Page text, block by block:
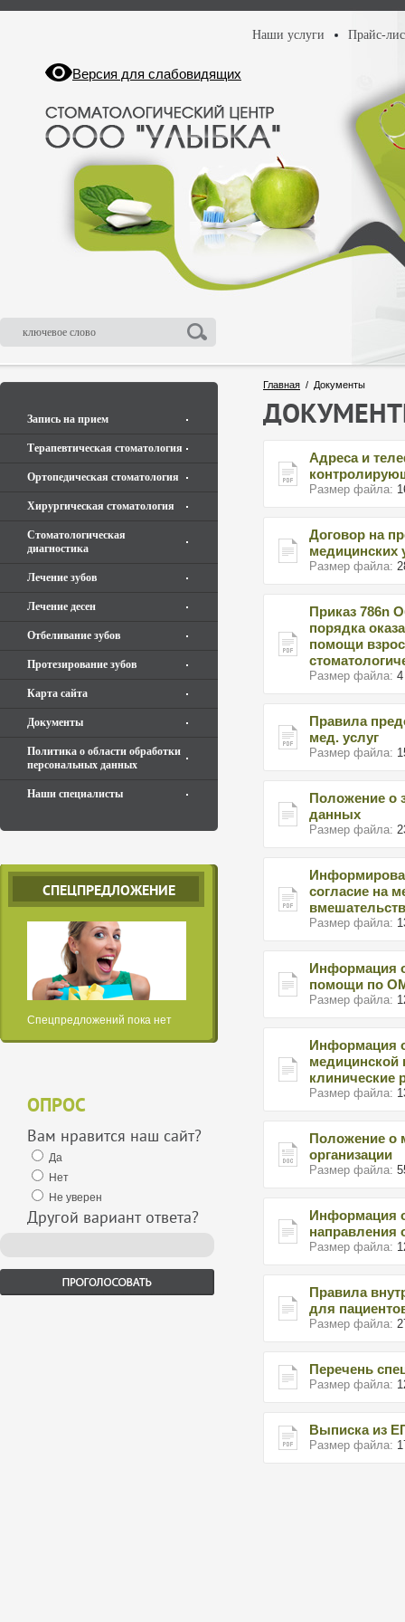
Наши услуги Прайс-
Версия для слабовидящих
Запись на прием
Терапевтическая стоматология
Ортопедическая стоматология
Хирургическая стоматология
Стоматологическая
диагностика
Лечение зубов
Лечение десен
Отбеливание зубов
Протезирование зубов
Карта сайта
Документы
Политика о области обработки
персональных данных
Наши специалисты
СПЕЦПРЕДЛОЖЕНИЕ
Спецпредложений пока нет
ОПРОС
Вам нравится наш сайт?
Да
Нет
Не уверен
Другой вариант ответа?
Главная / Документы
Адреса и
Размер файла:
Договор на
медицинских
Размер файла:
Приказ 786n
порядка
помощи
Размер файла:
Правила
мед. услуг
Размер файла:
Положение о
данных
Размер файла:
согласие на
Размер файла:
Информация
помощи по
Размер файла:
Информация
медицинской
клинические
Размер файла:
Положение о
организации
Размер файла:
Информация
направления
Размер файла:
Правила
для
Размер файла:
Перечень
Размер файла:
Выписка из
Размер файла: